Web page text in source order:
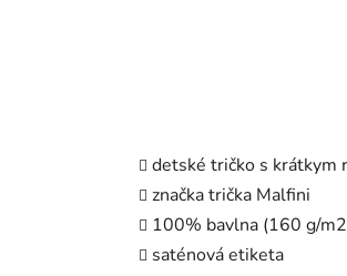
detské tričko s krátkym
značka trička Malfini
100% bavlna (160 g/
saténová etiketa